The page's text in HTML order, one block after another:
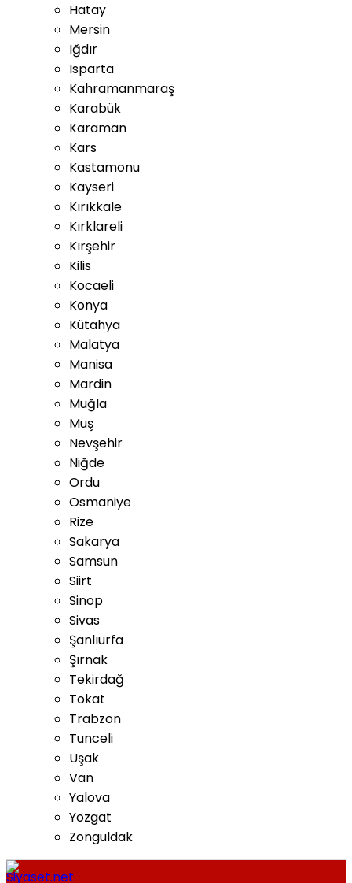
Hatay
Mersin
Iğdır
Isparta
Kahramanmaraş
Karabük
Karaman
Kars
Kastamonu
Kayseri
Kırıkkale
Kırklareli
Kırşehir
Kilis
Kocaeli
Konya
Kütahya
Malatya
Manisa
Mardin
Muğla
Muş
Nevşehir
Niğde
Ordu
Osmaniye
Rize
Sakarya
Samsun
Siirt
Sinop
Sivas
Şanlıurfa
Şırnak
Tekirdağ
Tokat
Trabzon
Tunceli
Uşak
Van
Yalova
Yozgat
Zonguldak